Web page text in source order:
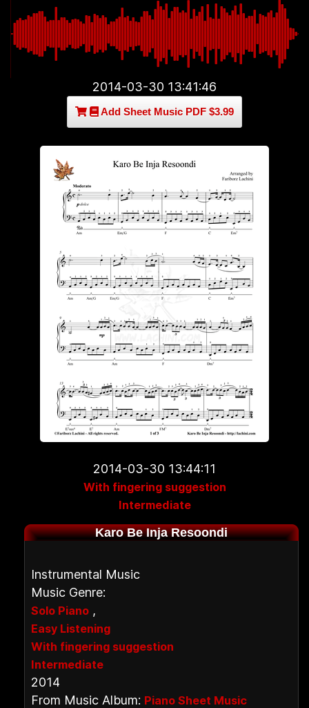
2014-03-30 13:41:46
Add Sheet Music PDF $3.99
2014-03-30 13:44:11
With fingering suggestion
Intermediate
Karo Be Inja Resoondi
Instrumental Music
Music Genre:
Solo Piano ,
Easy Listening
With fingering suggestion
Intermediate
2014
From Music Album: Piano Sheet Music